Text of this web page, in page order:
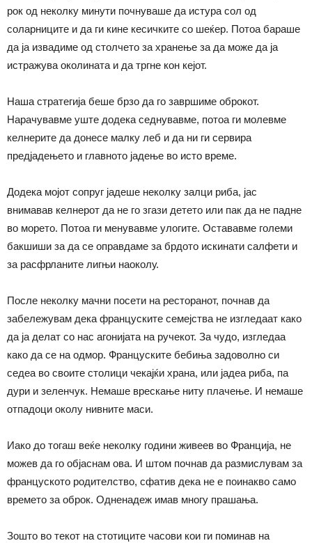
рок од неколку минути почнуваше да истура сол од
соларниците и да ги кине кесичките со шеќер. Потоа бараше
да ја извадиме од столчето за хранење за да може да ја
истражува околината и да тргне кон кејот.
Наша стратегија беше брзо да го завршиме оброкот.
Нарачувавме уште додека седнувавме, потоа ги молевме
келнерите да донесе малку леб и да ни ги сервира
предјадењето и главното јадење во исто време.
Додека мојот сопруг јадеше неколку залци риба, јас
внимавав келнерот да не го згази детето или пак да не падне
во морето. Потоа ги менувавме улогите. Остававме големи
бакшиши за да се оправдаме за брдото искинати салфети и
за расфрланите лигњи наоколу.
После неколку мачни посети на ресторанот, почнав да
забележувам дека француските семејства не изгледаат како
да ја делат со нас агонијата на ручекот. За чудо, изгледаа
како да се на одмор. Француските бебиња задоволно си
седеа во своите столици чекајќи храна, или јадеа риба, па
дури и зеленчук. Немаше врескање ниту плачење. И немаше
отпадоци околу нивните маси.
Иако до тогаш веќе неколку години живеев во Франција, не
можев да го објаснам ова. И штом почнав да размислувам за
француското родителство, сфатив дека не е поинакво само
времето за оброк. Одненадеж имав многу прашања.
Зошто во текот на стотиците часови кои ги поминав на